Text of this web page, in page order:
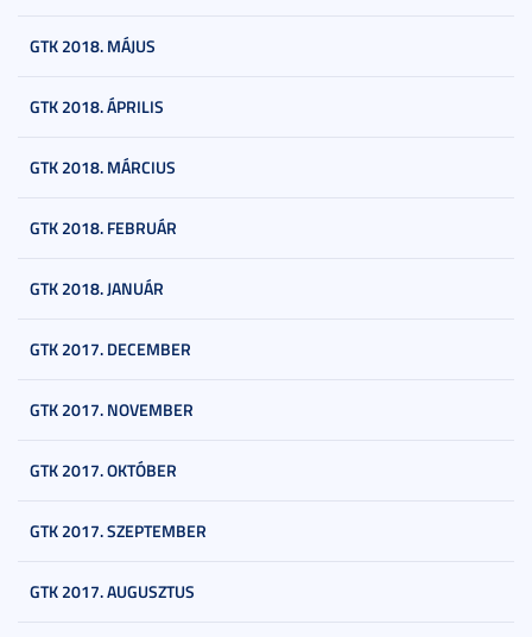
GTK 2018. MÁJUS
GTK 2018. ÁPRILIS
GTK 2018. MÁRCIUS
GTK 2018. FEBRUÁR
GTK 2018. JANUÁR
GTK 2017. DECEMBER
GTK 2017. NOVEMBER
GTK 2017. OKTÓBER
GTK 2017. SZEPTEMBER
GTK 2017. AUGUSZTUS